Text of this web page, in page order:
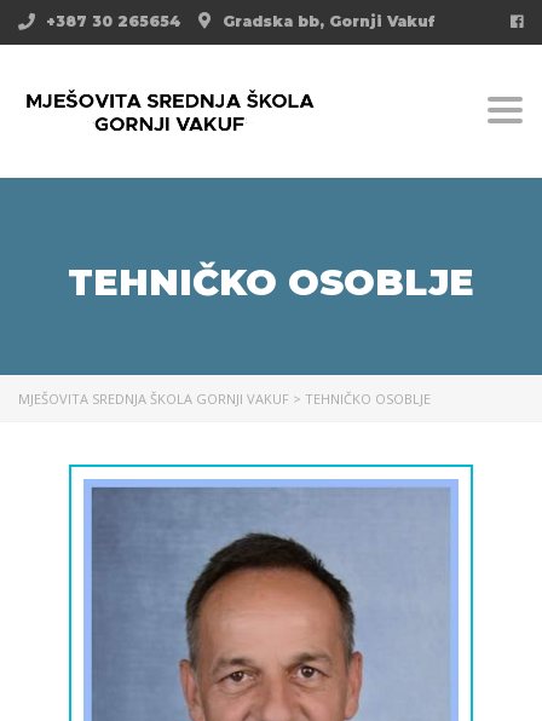
Gradska bb, Gornji Vakuf
+387 30 265654
TEHNIČKO OSOBLJE
MJEŠOVITA SREDNJA ŠKOLA GORNJI VAKUF > TEHNIČKO OSOBLJE